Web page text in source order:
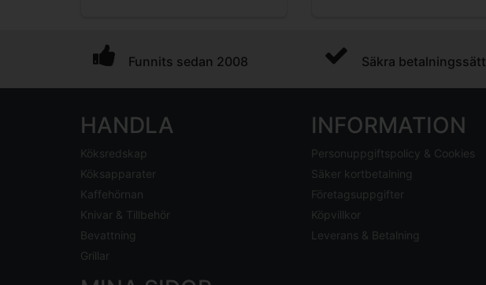
Funnits sedan 2008 Säkra betalningssätt
HANDLA
Köksredskap
Köksapparater
Kaffehörnan
Knivar & Tillbehör
Bevattning
Grillar
INFORMATION
Personuppgiftspolicy & Cookies
Säker kortbetalning
Företagsuppgifter
Köpvillkor
Leverans & Betalning